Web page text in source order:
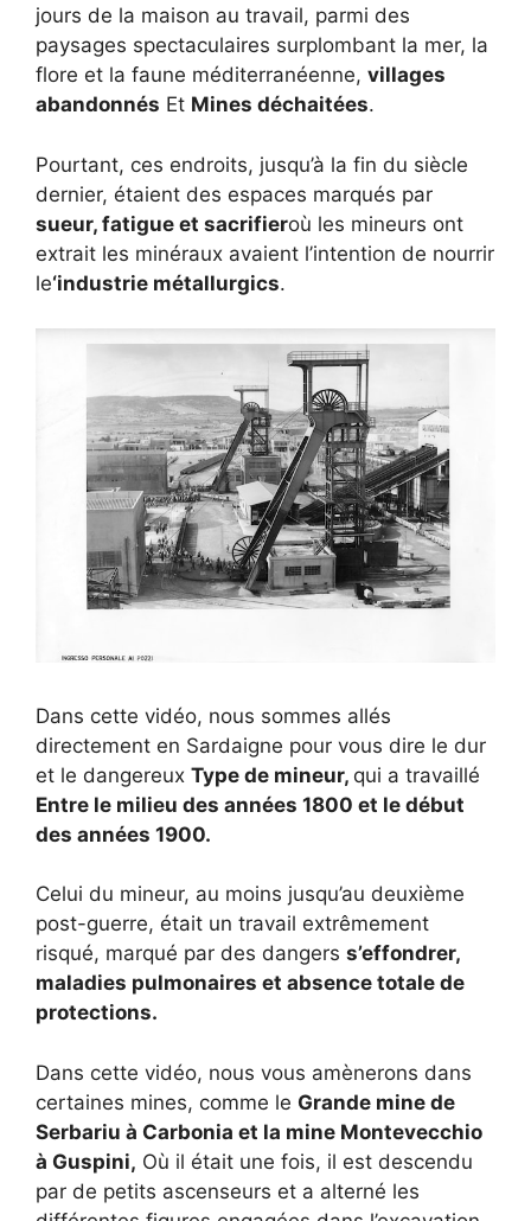
jours de la maison au travail, parmi des
paysages spectaculaires surplombant la mer, la
flore et la faune méditerranéenne, villages
abandonnés Et Mines déchaitées.
Pourtant, ces endroits, jusqu’à la fin du siècle
dernier, étaient des espaces marqués par
sueur, fatigue et sacrifieroù les mineurs ont
extrait les minéraux avaient l’intention de nourrir
le‘industrie métallurgics.
Dans cette vidéo, nous sommes allés
directement en Sardaigne pour vous dire le dur
et le dangereux Type de mineur, qui a travaillé
Entre le milieu des années 1800 et le début
des années 1900.
Celui du mineur, au moins jusqu’au deuxième
post-guerre, était un travail extrêmement
risqué, marqué par des dangers s’effondrer,
maladies pulmonaires et absence totale de
protections.
Dans cette vidéo, nous vous amènerons dans
certaines mines, comme le Grande mine de
Serbariu à Carbonia et la mine Montevecchio
à Guspini, Où il était une fois, il est descendu
par de petits ascenseurs et a alterné les